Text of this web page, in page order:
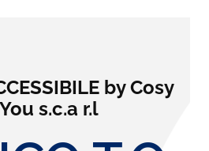
by Cosy
s.c.a r.l